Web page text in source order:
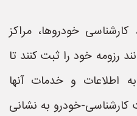
خودروها، مراکز
خود را ثبت کنند تا
اطلاعات و خدمات آنها
خودرو به نشانی